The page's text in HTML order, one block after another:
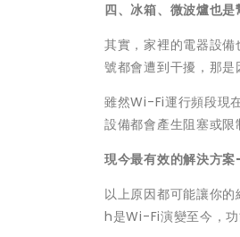
四、冰箱、微波爐也是
其實，家裡的電器設
號都會遭到干擾，那
雖然Wi-Fi運行頻段現
設備都會產生阻塞或限
現今最有效的解決方案
以上原因都可能讓你
h是Wi-Fi演變至今，功